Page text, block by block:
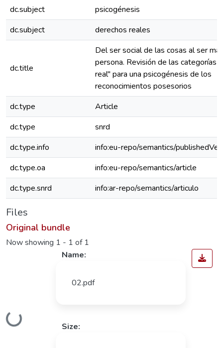
dc.subject
psicogénesis
dc.subject
derechos reales
dc.title
Del ser social de las cosas al ser
persona. Revisión de las categorías
real" para una psicogénesis de los
reconocimientos posesorios
dc.type
Article
dc.type
snrd
dc.type.info
info:eu-repo/semantics/
dc.type.oa
info:eu-repo/semantics/article
dc.type.snrd
info:ar-repo/semantics/articulo
Files
Original bundle
Now showing 1 - 1 of 1
Loading...
Name:
02.pdf
Size: